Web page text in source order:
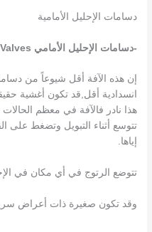
دسامات الإحليل الأمامية
-دسامات الإحليل الأمامي
إن هذه الآفة أقل شيوعاً من
انسدادية أقل,قد تكون أغشية
هذا نادر فالآفة في معظم
تتوسع أثناء التبويل وتضغط على
إياها.
تتوضع الرتوج في أي مكان في
وقد تكون صغيرة ذات أعراض